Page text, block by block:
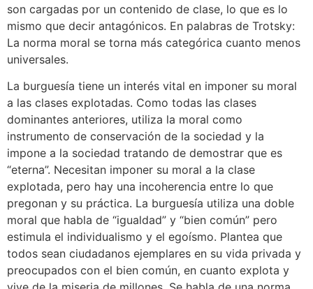
son cargadas por un contenido de clase, lo que es lo
mismo que decir antagónicos. En palabras de Trotsky:
La norma moral se torna más categórica cuanto menos
universales.
La burguesía tiene un interés vital en imponer su moral
a las clases explotadas. Como todas las clases
dominantes anteriores, utiliza la moral como
instrumento de conservación de la sociedad y la
impone a la sociedad tratando de demostrar que es
“eterna”. Necesitan imponer su moral a la clase
explotada, pero hay una incoherencia entre lo que
pregonan y su práctica. La burguesía utiliza una doble
moral que habla de “igualdad” y “bien común” pero
estimula el individualismo y el egoísmo. Plantea que
todos sean ciudadanos ejemplares en su vida privada y
preocupados con el bien común, en cuanto explota y